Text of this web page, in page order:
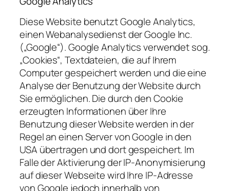
Diese Website benutzt Google Analytics,
einen Webanalysedienst der Google Inc.
(„Google“). Google Analytics verwendet sog.
„Cookies“, Textdateien, die auf Ihrem
Computer gespeichert werden und die eine
Analyse der Benutzung der Website durch
Sie ermöglichen. Die durch den Cookie
erzeugten Informationen über Ihre
Benutzung dieser Website werden in der
Regel an einen Server von Google in den
USA übertragen und dort gespeichert. Im
Falle der Aktivierung der IP-Anonymisierung
auf dieser Webseite wird Ihre IP-Adresse
von Google jedoch innerhalb von